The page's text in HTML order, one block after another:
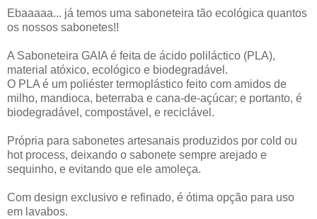
Ebaaaaa... já temos uma saboneteira tão ecológica quantos
os nossos sabonetes!!
A Saboneteira GAIA é feita de ácido poliláctico (PLA),
material atóxico, ecológico e biodegradável.
O PLA é um poliéster termoplástico feito com amidos de
milho, mandioca, beterraba e cana-de-açúcar; e portanto, é
biodegradável, compostável, e reciclável.
Própria para sabonetes artesanais produzidos por cold ou
hot process, deixando o sabonete sempre arejado e
sequinho, e evitando que ele amoleça.
Com design exclusivo e refinado, é ótima opção para uso
em lavabos.